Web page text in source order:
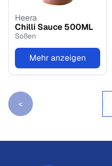
Heera
Chilli Sauce 500ML
Soßen
Mehr anzeigen
<